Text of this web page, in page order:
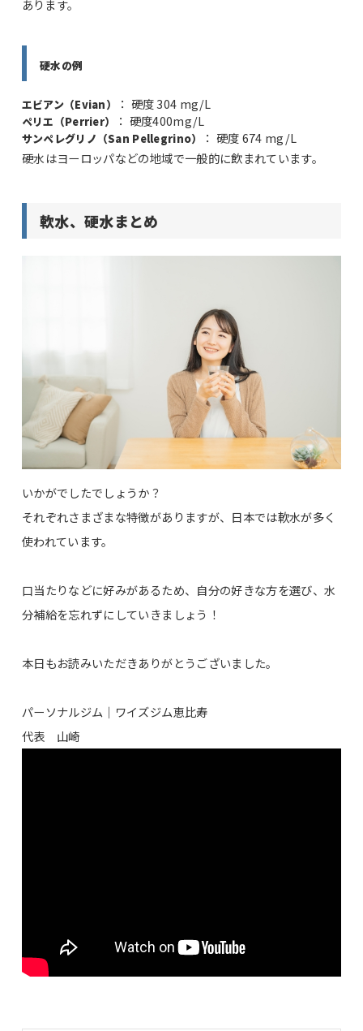
あります。
硬水の例
エビアン（Evian） ： 硬度 304 mg/L
ペリエ（Perrier） ： 硬度400mg/L
サンペレグリノ（San Pellegrino）
： 硬度 674 mg/L
硬水はヨーロッパなどの地域で一般的に飲まれています。
軟水、硬水まとめ
いかがでしたでしょうか？
それぞれさまざまな特徴がありますが、日本では軟水が多く
使われています。
口当たりなどに好みがあるため、自分の好きな方を選び、水
分補給を忘れずにしていきましょう！
本日もお読みいただきありがとうございました。
パーソナルジム｜ワイズジム恵比寿
代表 山崎